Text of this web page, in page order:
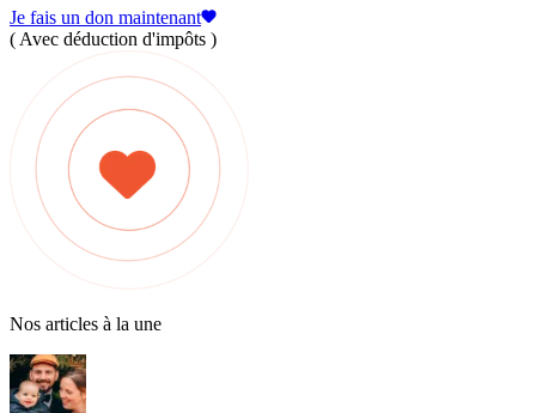
Je fais un don maintenant
( Avec déduction d'impôts )
Nos articles à la une